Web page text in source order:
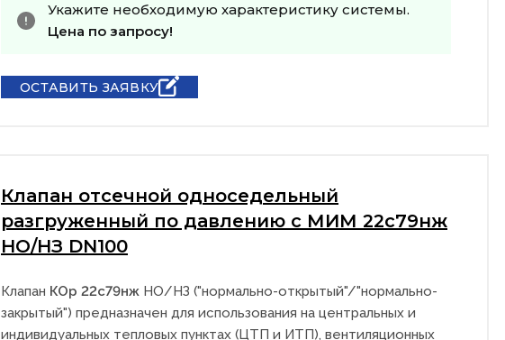
Укажите необходимую характеристику системы.
Цена по запросу!
ОСТАВИТЬ ЗАЯВКУ
Клапан отсечной односедельный
разгруженный по давлению с МИМ 22с79нж
НО/НЗ DN100
Клапан КОр 22с79нж НО/НЗ ("нормально-открытый"/"нормально-
закрытый") предназначен для использования на центральных и
индивидуальных тепловых пунктах (ЦТП и ИТП), вентиляционных